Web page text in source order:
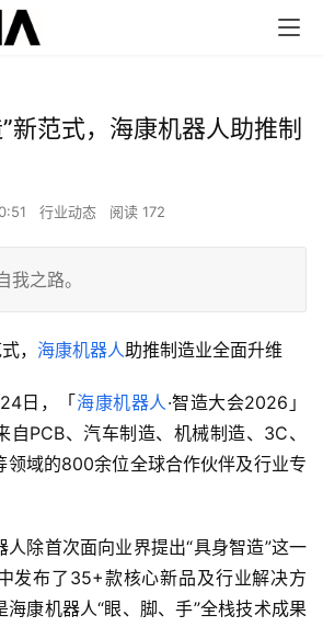
新范式，海康机器人助推制
行业动态 阅读 172
我之路。
， 海康机器人助推制造业全面升维
日，「海康机器人·智造大会2026」
自PCB、汽车制造、机械制造、3C、
领域的800余位全球合作伙伴及行业专
人除首次面向业界提出“具身智造”这一
发布了35+款核心新品及行业解决方
康机器人“眼、脚、手”全栈技术成果